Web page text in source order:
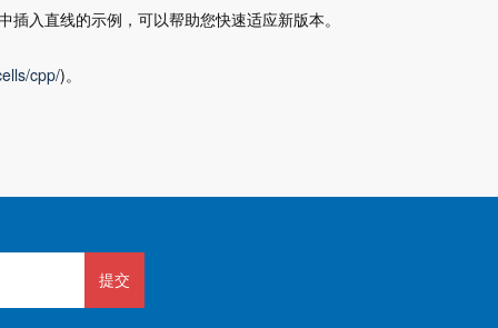
入直线的示例，可以帮助您快速适应新版本。
cpp/)。
提交